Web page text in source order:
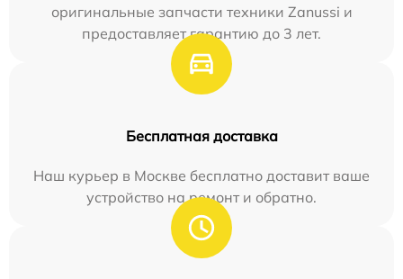
оригинальные запчасти техники Zanussi и
предоставляет гарантию до 3 лет.
Бесплатная доставка
Наш курьер в Москве бесплатно доставит ваше
устройство на ремонт и обратно.